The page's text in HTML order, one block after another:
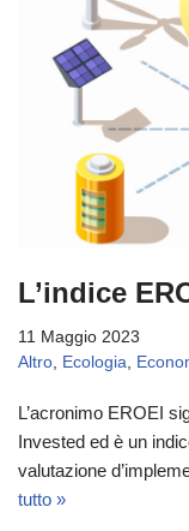
L’indice
11 Maggio 2023
Altro
Ecologia
L’acronimo EROEI
Invested ed è un
valutazione
tutto »